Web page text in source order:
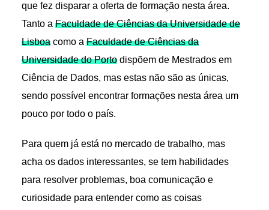
que fez disparar a oferta de formação nesta área.
Tanto a Faculdade de Ciências da Universidade de
Lisboacomo a Faculdade de Ciências da
Universidade do Portodispõem de Mestrados em
Ciência de Dados, mas estas não são as únicas,
sendo possível encontrar formações nesta área um
pouco por todo o país.
Para quem já está no mercado de trabalho, mas
acha os dados interessantes, se tem habilidades
para resolver problemas, boa comunicação e
curiosidade para entender como as coisas